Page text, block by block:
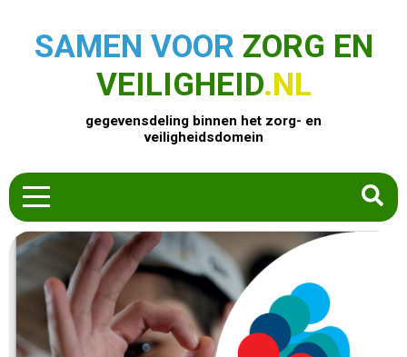
SAMEN VOOR ZORG EN
VEILIGHEID.NL
gegevensdeling binnen het zorg- en
veiligheidsdomein
HOME
ZOEK EEN PRODUCT
ACTUEEL
OVER ONS
CONTACT